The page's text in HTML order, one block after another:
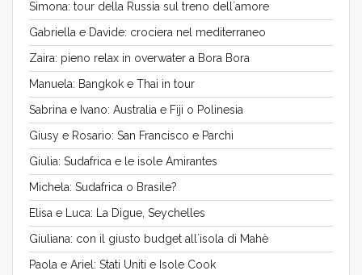
Simona: tour della Russia sul treno dell´amore
Gabriella e Davide: crociera nel mediterraneo
Zaira: pieno relax in overwater a Bora Bora
Manuela: Bangkok e Thai in tour
Sabrina e Ivano: Australia e Fiji o Polinesia
Giusy e Rosario: San Francisco e Parchi
Giulia: Sudafrica e le isole Amirantes
Michela: Sudafrica o Brasile?
Elisa e Luca: La Digue, Seychelles
Giuliana: con il giusto budget all´isola di Mahè
Paola e Ariel: Stati Uniti e Isole Cook